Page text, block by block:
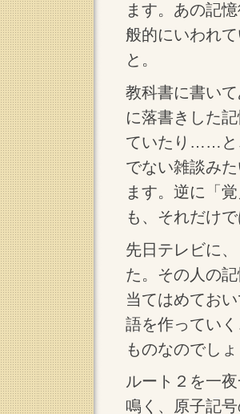
ます。あの記
般的にいわれ
と。
教科書に書い
に落書きした
ていたり……と
でない雑談み
ます。逆に「
も、それだけ
先日テレビに
た。その人の
当てはめてお
語を作ってい
ものなのでし
ルート２を一
鳴く、原子記